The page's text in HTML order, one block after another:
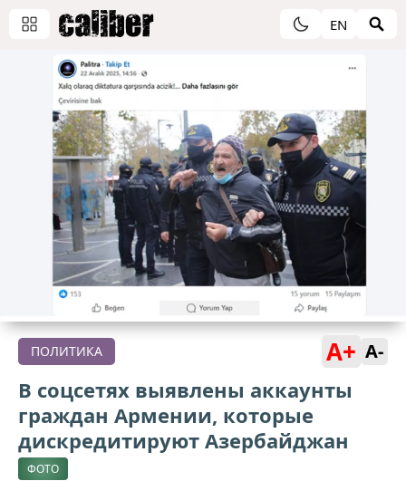
EN
ПОЛИТИКА A+ A-
В соцсетях выявлены аккаунты
граждан Армении, которые
дискредитируют Азербайджан
ФОТО